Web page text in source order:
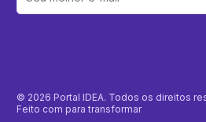
© 2026 Portal IDEA. Todos os direitos
Feito com para transformar